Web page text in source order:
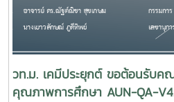
วท.ม. เคมีประยุกต์ ขอต้อนรับคณ
คุณภาพการศึกษา AUN-QA-